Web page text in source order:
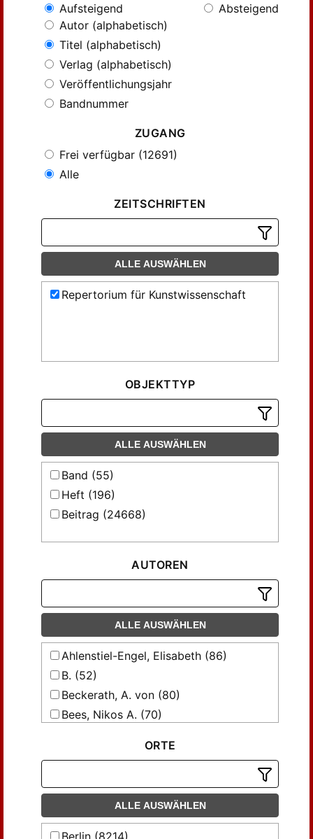
Aufsteigend
Absteigend
Autor (alphabetisch)
Titel (alphabetisch)
Verlag (alphabetisch)
Veröffentlichungsjahr
Bandnummer
ZUGANG
Frei verfügbar (12691)
Alle
ZEITSCHRIFTEN
ALLE AUSWÄHLEN
Repertorium für Kunstwissenschaft
OBJEKTTYP
ALLE AUSWÄHLEN
Band (55)
Heft (196)
Beitrag (24668)
AUTOREN
ALLE AUSWÄHLEN
Ahlenstiel-Engel, Elisabeth (86)
B. (52)
Beckerath, A. von (80)
Bees, Nikos A. (70)
Chmelarz, Eduard (78)
Dahlke, G. (188)
Daun, Berthold (39)
ORTE
ALLE AUSWÄHLEN
Berlin (8214)